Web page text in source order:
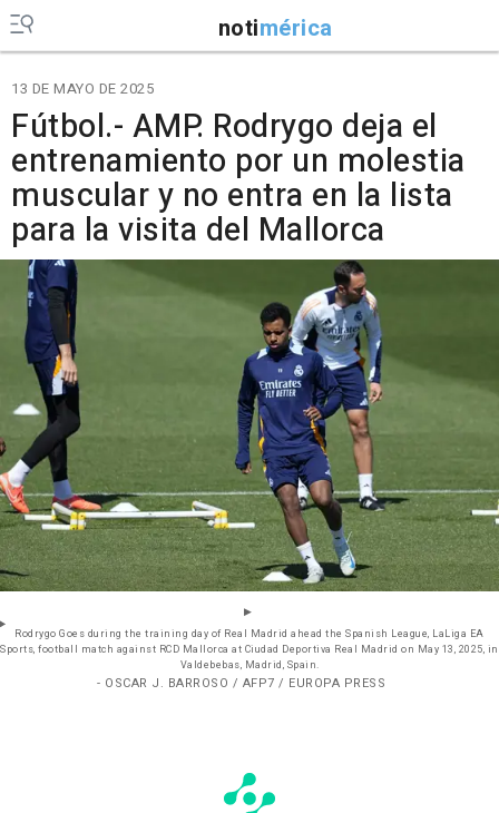
notimérica
13 DE MAYO DE 2025
Fútbol.- AMP. Rodrygo deja el
entrenamiento por un molestia
muscular y no entra en la lista
para la visita del Mallorca
Rodrygo Goes during the training day of Real Madrid ahead the Spanish League, LaLiga EA
Sports, football match against RCD Mallorca at Ciudad Deportiva Real Madrid on May 13, 2025, in
Valdebebas, Madrid, Spain.
- OSCAR J. BARROSO / AFP7 / EUROPA PRESS